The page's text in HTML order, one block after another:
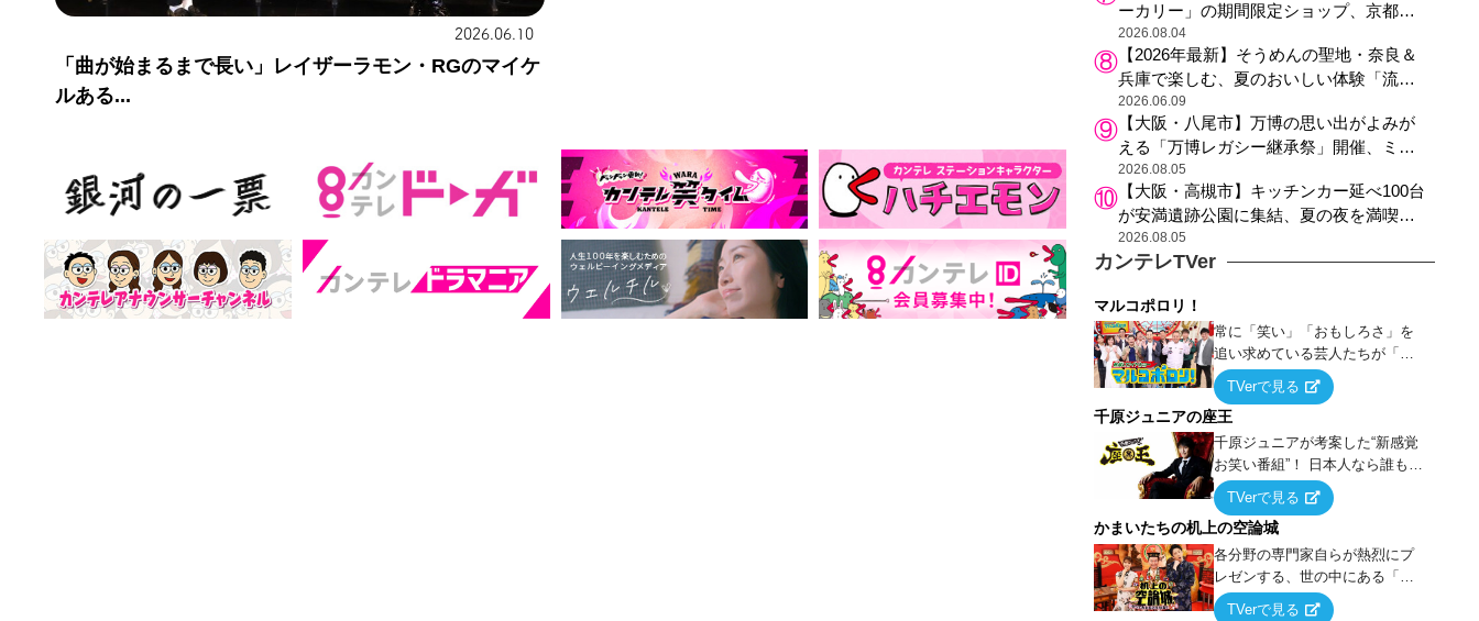
2026.06.10
「曲が始まるまで長い」レイザーラモン・RGのマイケ
ルある...
ーカリー」の期間限定ショップ、京都の
銘菓“おたべ”との限定コラボも
2026.08.04
【2026年最新】そうめんの聖地・奈良＆
兵庫で楽しむ、夏のおいしい体験「流し
そうめん体験」おすすめ3選
2026.06.09
【大阪・八尾市】万博の思い出がよみが
える「万博レガシー継承祭」開催、ミャ
クミャク登場、大屋根リング木材展示も
2026.08.05
【大阪・高槻市】キッチンカー延べ100台
が安満遺跡公園に集結、夏の夜を満喫す
る4日間のグルメイベント
2026.08.05
カンテレTVer
マルコポロリ！
常に「笑い」「おもしろさ」を
追い求めている芸人たちが「芸
能界」という大海原に漕ぎ出で
て、新たなオモシロ人間を発掘
する！
TVerで見る
千原ジュニアの座王
千原ジュニアが考案した“新感覚
お笑い番組”！ 日本人なら誰もが
馴染みのある『イス取りゲー
ム』をベースに、大喜利・ギャ
グ・モノボケ・歌…など様々な
お題で芸人がショートネタを競
い合う！
TVerで見る
かまいたちの机上の空論城
各分野の専門家自らが熱烈にプ
レゼンする、世の中にある「試
したことはないが、やってみた
TVerで見る